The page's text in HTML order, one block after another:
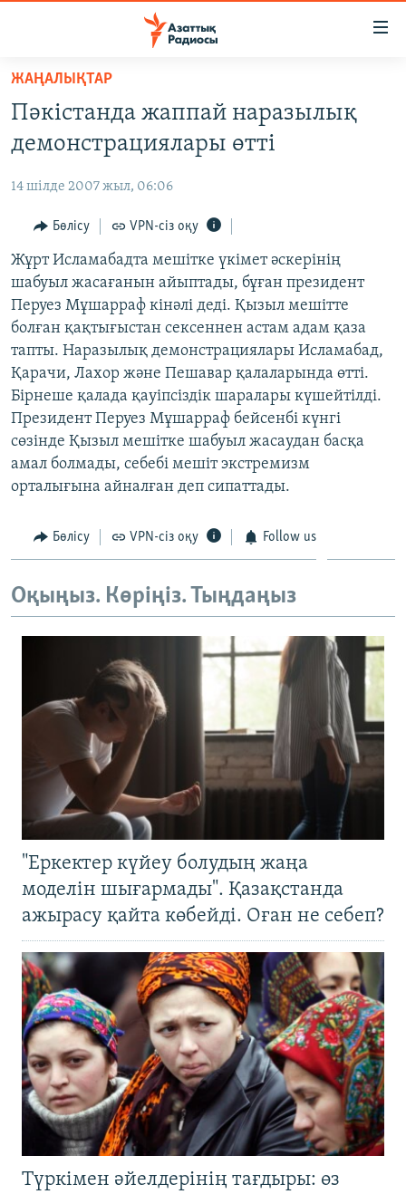
Skip
main
content
to
Navigation
Skip
to
Search
ҚАҢТАР ОҚИҒАСЫ
АДАМ ҚҰҚЫҚТАРЫ
ӘЛЕУМЕТ
ӘЛЕМ
АРНАЙЫ ЖОБАЛАР
Русский
ЖАЗЫЛЫҢЫЗ
ЖАҢАЛЫҚТАР
Пәкістанда жаппай наразылық
демонстрациялары өтті
14 шілде 2007 жыл, 06:06
Бөлісу VPN-сіз оқу
Жұрт Исламабадта мешітке үкімет әскерінің
шабуыл жасағанын айыптады, бұған президент
Перуез Мұшарраф кінәлі деді. Қызыл мешітте
болған қақтығыстан сексеннен астам адам қаза
тапты. Наразылық демонстрациялары Исламабад,
Қарачи, Лахор және Пешавар қалаларында өтті.
Бірнеше қалада қауіпсіздік шаралары күшейтілді.
Президент Перуез Мұшарраф бейсенбі күнгі
сөзінде Қызыл мешітке шабуыл жасаудан басқа
амал болмады, себебі мешіт экстремизм
орталығына айналған деп сипаттады.
Бөлісу VPN-сіз оқу Follow us
Оқыңыз. Көріңіз. Тыңдаңыз
"Еркектер күйеу болудың жаңа
моделін шығармады". Қазақстанда
ажырасу қайта көбейді. Оған не себеп?
Түркімен әйелдерінің тағдыры: өз